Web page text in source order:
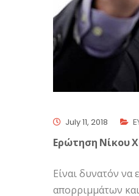
July 11, 2018
Ερώτηση Νίκου
Είναι δυνατόν
απορριμμάτων